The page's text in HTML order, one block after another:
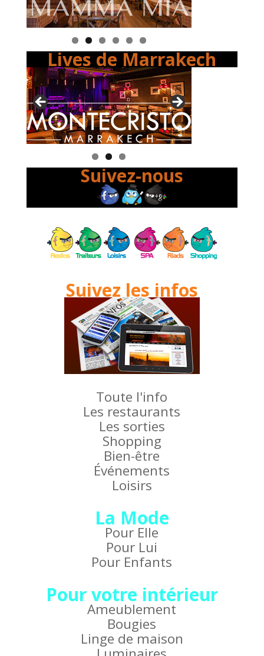
Lives de Marrakech
Suivez-nous
Suivez les infos
Toute l'info
Les restaurants
Les sorties
Shopping
Bien-être
Événements
Loisirs
La Mode
Pour Elle
Pour Lui
Pour Enfants
Pour votre intérieur
Ameublement
Bougies
Linge de maison